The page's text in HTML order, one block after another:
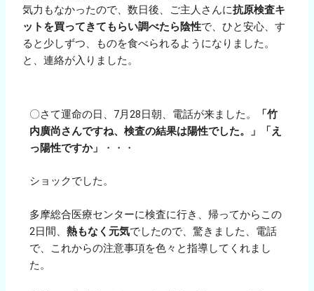
気力もなかったので、数日後、ご主人さんに抗原検査キ
ットを買ってきてもらい調べたら陰性で、ひと安心、す
ると少しずつ、ものを食べられるようになりました。
と、連絡が入りました。
〇さて運命の日、7月28日朝、電話が来ました。
「竹
内廣尚さんですね、検査の結果は陽性でした。」「え
っ陽性ですか」
・・・
ショックでした。
多摩総合医療センターに検査に行き、帰ってからこの
2日間、熱もなく元気でしたので、驚きました、電話
で、これからの注意事項を色々と指導してくれまし
た。